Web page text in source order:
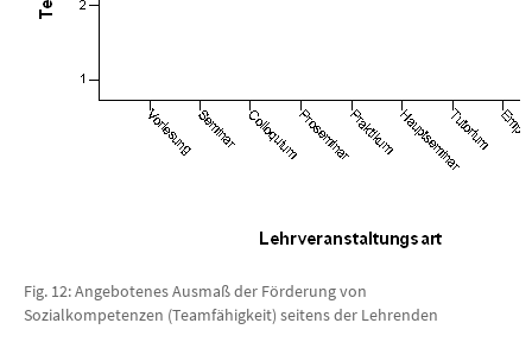
Fig. 12: Angebotenes Ausmaß der Förderung von
Sozialkompetenzen (Teamfähigkeit) seitens der Lehrenden